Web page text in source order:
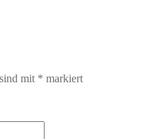
mit * markiert